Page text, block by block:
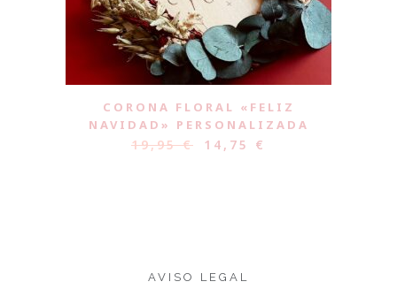
CORONA FLORAL «FELIZ
NAVIDAD» PERSONALIZADA
19,95€ 14,75 €
AVISO LEGAL